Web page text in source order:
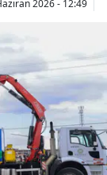
2026 - 12:49